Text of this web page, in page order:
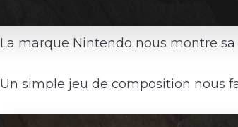
La marque Nintendo nous montre
Un simple jeu de composition nous